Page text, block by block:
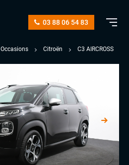
03 88 06 54 83
Occasions Citroën C3 AIRCROSS